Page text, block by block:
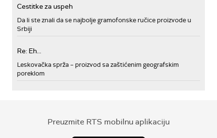
Cestitke za uspeh
Da li ste znali da se najbolje gramofonske ručice proizvode u
Srbiji
Re: Eh...
Leskovačka sprža – proizvod sa zaštićenim geografskim
poreklom
Preuzmite RTS mobilnu aplikaciju